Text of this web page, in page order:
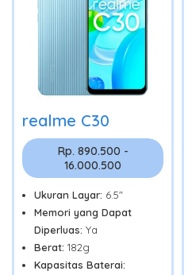
realme C30
Rp. 890.500 -
16.000.500
Ukuran Layar: 6.5"
Memori yang Dapat
Diperluas: Ya
Berat: 182g
Kapasitas Baterai: